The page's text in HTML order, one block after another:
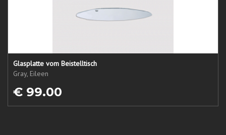
Glasplatte vom Beistelltisch
Gray, Eileen
€ 99.00